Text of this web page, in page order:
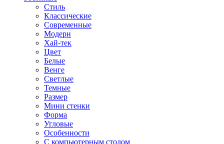
Стиль
Классические
Современные
Модерн
Хай-тек
Цвет
Белые
Венге
Светлые
Темные
Размер
Мини стенки
Форма
Угловые
Особенности
С компьютерным столом